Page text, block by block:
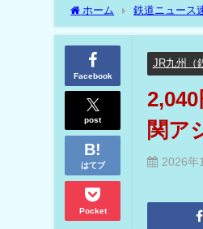
ホーム 鉄道ニュース
バスが乗り放題で関アジor
Facebook
post
はてブ
Pocket
JR九州（
関ア
2026年